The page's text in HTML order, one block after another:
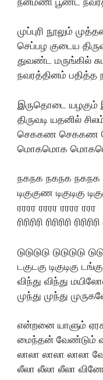
முப்புரி நூலும்
செப்பழ குடைய
துவண்ட மருங்கில்
நவரத்தினம் பதித்த
இருதொடை யழகும்
திருவடி யதனில்
செககண செககண
மொகமொக
நகநக நகநக
டிகுகுண டிகுடிகு
ரரரர ரரரர ரரரர ரரர
ரிரிரிரி ரிரிரிரி ரிரிரிரி
டுடுடுடு டுடுடுடு
டகுடகு டிகுடிகு
விந்து விந்து
முந்து முந்து
என்றனை யாளும்
மைந்தன் வேண்டும்
லாலா லாலா லாலா
லீலா லீலா லீலா